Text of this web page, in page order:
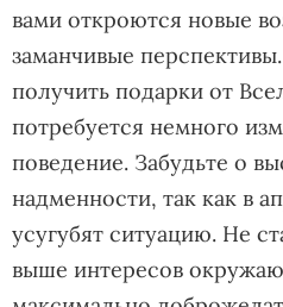
вами откроются новые
заманчивые
получить подарки от
потребуется немного
поведение. Забудьте о
надменности, так как в
усугубят ситуацию. Не
выше интересов